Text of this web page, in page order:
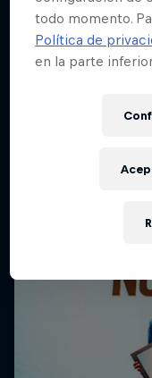
San
TECHNOLOGY
todo momento.
Política de
en la parte